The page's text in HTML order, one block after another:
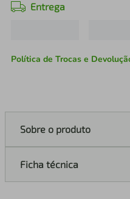
Entrega
Política de Trocas e
Sobre o produto
Ficha técnica